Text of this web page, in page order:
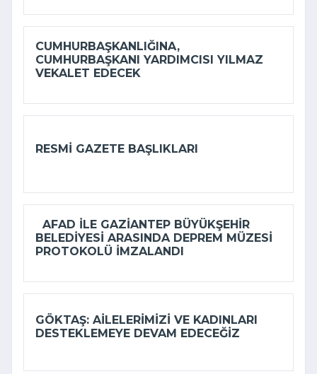
CUMHURBAŞKANLIĞINA,
CUMHURBAŞKANI YARDIMCISI YILMAZ
VEKALET EDECEK
RESMI GAZETE BAŞLIKLARI
AFAD ILE GAZIANTEP BÜYÜKŞEHIR
BELEDIYESI ARASINDA DEPREM MÜZESI
PROTOKOLÜ IMZALANDI
GÖKTAŞ: AILELERIMIZI VE KADINLARI
DESTEKLEMEYE DEVAM EDECEĞIZ